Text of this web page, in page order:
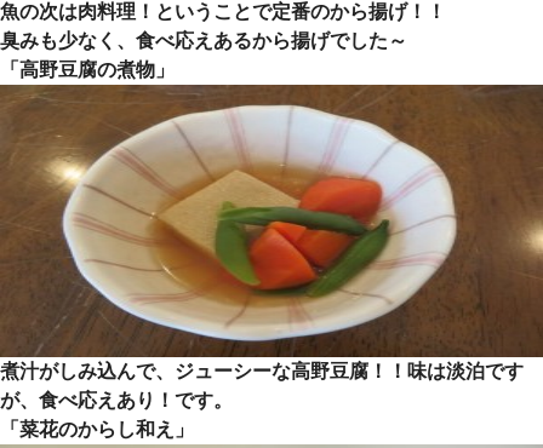
魚の次は肉料理！ということで定番のから揚げ！！
臭みも少なく、食べ応えあるから揚げでした～
「高野豆腐の煮物」
煮汁がしみ込んで、ジューシーな高野豆腐！！味は淡泊です
が、食べ応えあり！です。
「菜花のからし和え」